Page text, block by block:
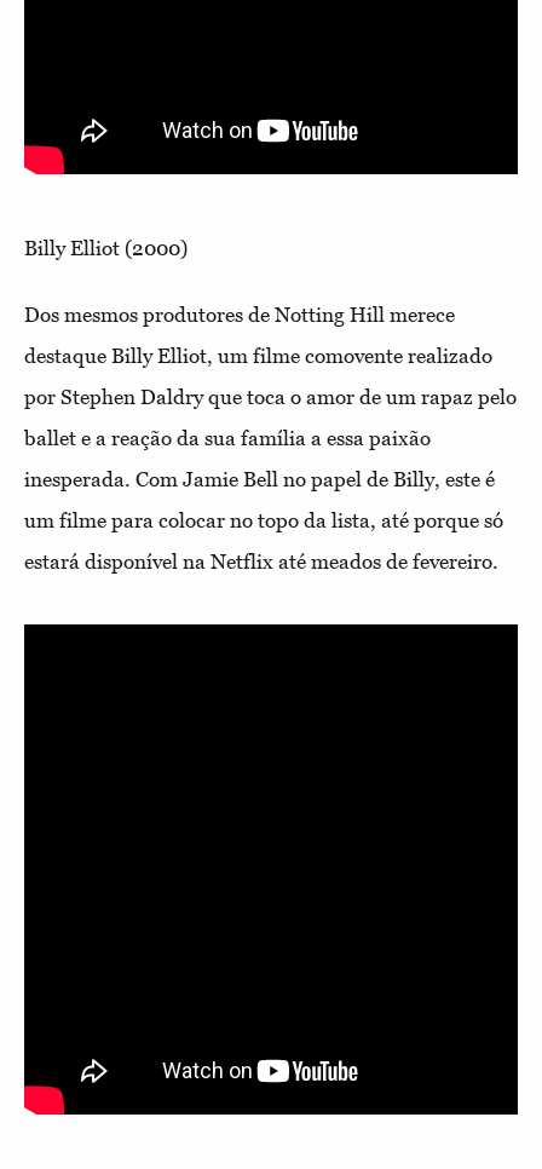
Billy Elliot (2000)
Dos mesmos produtores de Notting Hill merece
destaque Billy Elliot, um filme comovente realizado
por Stephen Daldry que toca o amor de um rapaz pelo
ballet e a reação da sua família a essa paixão
inesperada. Com Jamie Bell no papel de Billy, este é
um filme para colocar no topo da lista, até porque só
estará disponível na Netflix até meados de fevereiro.